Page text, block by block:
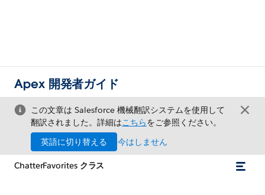
Apex 開発者ガイド
この文章は Salesforce 機械翻訳システムを使用して
翻訳されました。詳細はこちらをご参照ください。
英語に切り替える
今はしません
ChatterFavorites クラス